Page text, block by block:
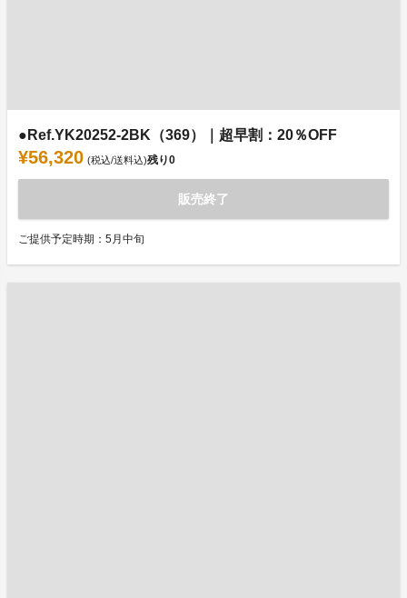
●Ref.YK20252-2BK（369）｜超早割：20％OFF
¥56,320 (税込/送料込)残り0
販売終了
ご提供予定時期：5月中旬